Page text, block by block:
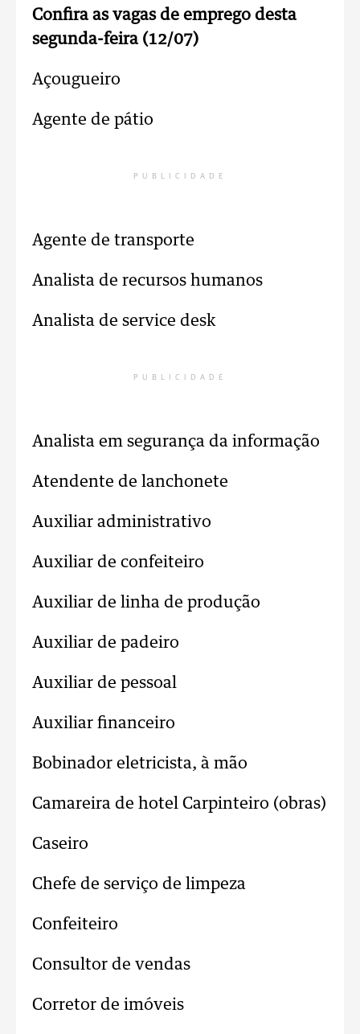
Confira as vagas de emprego desta
segunda-feira (12/07)
Açougueiro
Agente de pátio
PUBLICIDADE
Agente de transporte
Analista de recursos humanos
Analista de service desk
PUBLICIDADE
Analista em segurança da informação
Atendente de lanchonete
Auxiliar administrativo
Auxiliar de confeiteiro
Auxiliar de linha de produção
Auxiliar de padeiro
Auxiliar de pessoal
Auxiliar financeiro
Bobinador eletricista, à mão
Camareira de hotel Carpinteiro (obras)
Caseiro
Chefe de serviço de limpeza
Confeiteiro
Consultor de vendas
Corretor de imóveis